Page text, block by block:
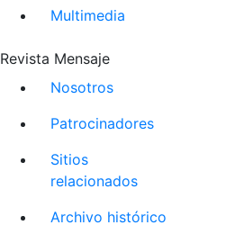
Multimedia
Revista Mensaje
Nosotros
Patrocinadores
Sitios
relacionados
Archivo histórico